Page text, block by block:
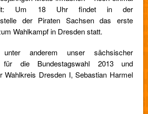
Um 18 Uhr findet in der
der Piraten Sachsen das erste
Wahlkampf in Dresden statt.
anderem unser sächsischer
für die Bundestagswahl 2013 und
Wahlkreis Dresden I, Sebastian Harmel